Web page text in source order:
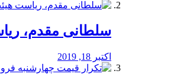
سلطانی مقدم،
اکتبر 18, 2019